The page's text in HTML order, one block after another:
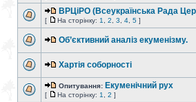
ВРЦіРО (Всеукраїнська Рада
[ На сторінку: 1 2 3 4 5 ]
Об’єктивний аналіз екуменізму.
Хартія соборності
Опитування: Екуменічний рух
[ На сторінку: 1 2 ]